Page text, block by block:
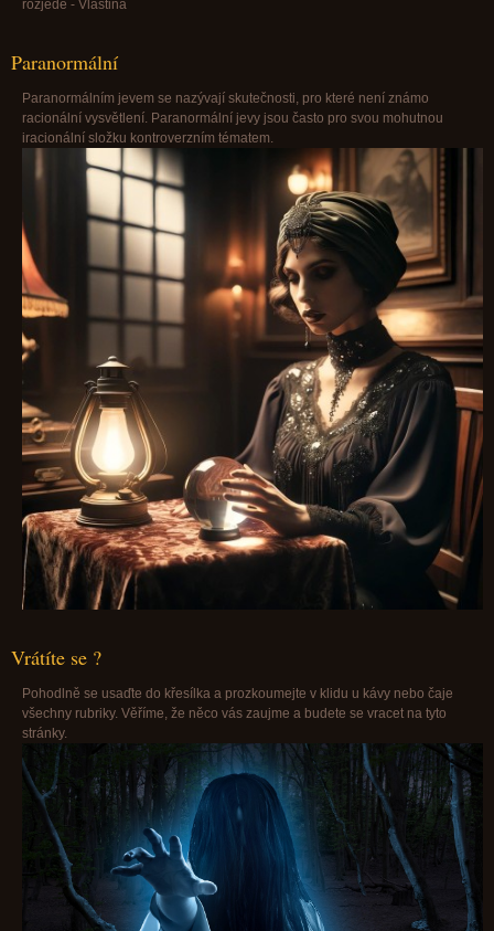
rozjede - Vlastina
Paranormální
Paranormálním jevem se nazývají skutečnosti, pro které není známo
racionální vysvětlení. Paranormální jevy jsou často pro svou mohutnou
iracionální složku kontroverzním tématem.
Vrátíte se ?
Pohodlně se usaďte do křesílka a prozkoumejte v klidu u kávy nebo čaje
všechny rubriky. Věříme, že něco vás zaujme a budete se vracet na tyto
stránky.